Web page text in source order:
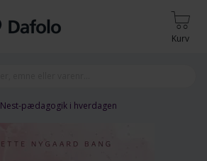
Kurv
Nest-pædagogik i hverdagen